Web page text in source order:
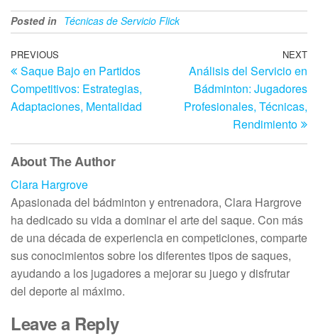
Posted in Técnicas de Servicio Flick
Post
navigation
Previous
Post
PREVIOUS
Saque Bajo en Partidos
Competitivos: Estrategias,
Adaptaciones, Mentalidad
NEXT
Análisis del Servicio en
Bádminton: Jugadores
Profesionales, Técnicas,
Rendimiento
About The Author
Clara Hargrove
Apasionada del bádminton y entrenadora, Clara Hargrove
ha dedicado su vida a dominar el arte del saque. Con más
de una década de experiencia en competiciones, comparte
sus conocimientos sobre los diferentes tipos de saques,
ayudando a los jugadores a mejorar su juego y disfrutar
del deporte al máximo.
Leave a Reply